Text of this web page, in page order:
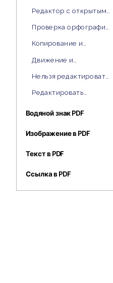
Редактор с открытым
Проверка орфографии
Копирование и
Движение и
Нельзя редактировать
Редактировать
Водяной знак PDF
Изображение в PDF
Текст в PDF
Ссылка в PDF